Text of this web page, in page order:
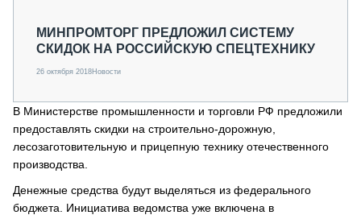
О ПРОЕКТЕ
МИНПРОМТОРГ ПРЕДЛОЖИЛ СИСТЕМУ
СКИДОК НА РОССИЙСКУЮ СПЕЦТЕХНИКУ
26 октября 2018Новости
В Министерстве промышленности и торговли РФ предложили
предоставлять скидки на строительно-дорожную,
лесозаготовительную и прицепную технику отечественного
производства.
Денежные средства будут выделяться из федерального
бюджета. Инициатива ведомства уже включена в